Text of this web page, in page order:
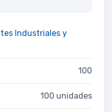
Industriales y
100
100 unidades